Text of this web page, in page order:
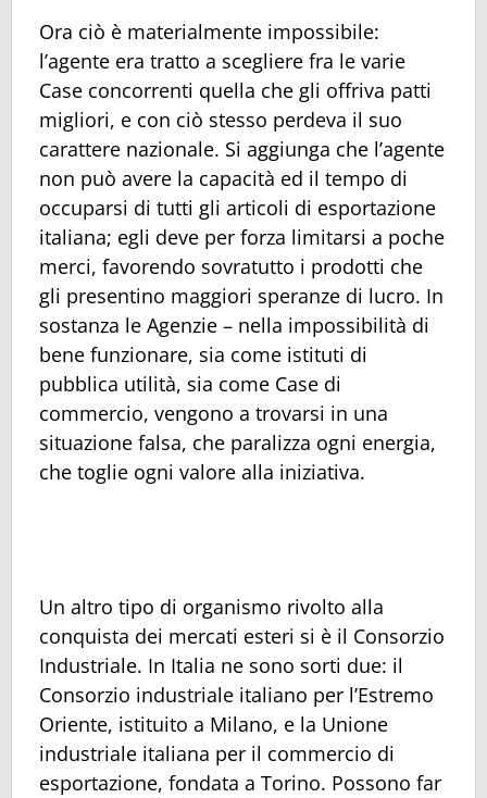
Ora ciò è materialmente impossibile:
l’agente era tratto a scegliere fra le varie
Case concorrenti quella che gli offriva patti
migliori, e con ciò stesso perdeva il suo
carattere nazionale. Si aggiunga che l’agente
non può avere la capacità ed il tempo di
occuparsi di tutti gli articoli di esportazione
italiana; egli deve per forza limitarsi a poche
merci, favorendo sovratutto i prodotti che
gli presentino maggiori speranze di lucro. In
sostanza le Agenzie – nella impossibilità di
bene funzionare, sia come istituti di
pubblica utilità, sia come Case di
commercio, vengono a trovarsi in una
situazione falsa, che paralizza ogni energia,
che toglie ogni valore alla iniziativa.
Un altro tipo di organismo rivolto alla
conquista dei mercati esteri si è il Consorzio
Industriale. In Italia ne sono sorti due: il
Consorzio industriale italiano per l’Estremo
Oriente, istituito a Milano, e la Unione
industriale italiana per il commercio di
esportazione, fondata a Torino. Possono far